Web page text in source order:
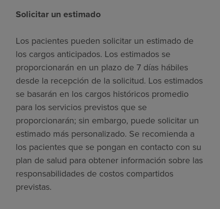
Solicitar un estimado
Los pacientes pueden solicitar un estimado de
los cargos anticipados. Los estimados se
proporcionarán en un plazo de 7 días hábiles
desde la recepción de la solicitud. Los estimados
se basarán en los cargos históricos promedio
para los servicios previstos que se
proporcionarán; sin embargo, puede solicitar un
estimado más personalizado. Se recomienda a
los pacientes que se pongan en contacto con su
plan de salud para obtener información sobre las
responsabilidades de costos compartidos
previstas.